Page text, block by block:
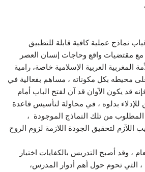
عملية كافية قابلة للتطبيق
مع مقتضيات واقع وحاجات إنسان العصر
المغربية العربية الإسلامية خاصة، رامية
محيطه بكل مكوناته ، مساهم بفعالية في
قد يكون الآوان قد آن لفتح الباب أمام
للإدلاء بدلوه ، في محاولة لتأسيس قاعدة
المطلوب من تلك النماذج الموجودة ،
اللآزم لتحقيق الجودة اللازمة لزوم الروح
وقد أصبح التدريس بالكفايات اختيار
، التي تحوم حول أهم أدوار المدرس،